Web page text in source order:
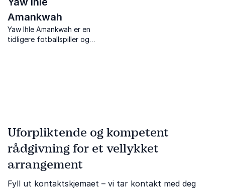
Amankwah
Yaw Ihle Amankwah er en
tidligere fotballspiller og
Uforpliktende og kompetent
rådgivning for et vellykket
arrangement
Fyll ut kontaktskjemaet – vi tar kontakt med deg